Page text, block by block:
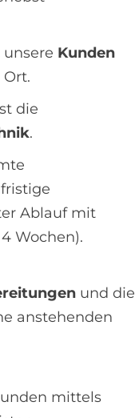
Kunden
die
.
Ablauf mit
Wochen).
und die
anstehenden
mittels